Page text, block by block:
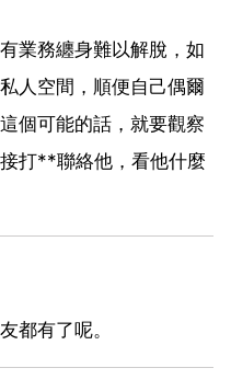
業務纏身難以解脫，如
人空間，順便自己偶爾
個可能的話，就要觀察
打**聯絡他，看他什麼
都有了呢。